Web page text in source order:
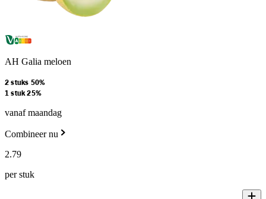
AH Galia meloen
2 stuks 50%
1 stuk 25%
vanaf maandag
Combineer nu
2.79
per stuk